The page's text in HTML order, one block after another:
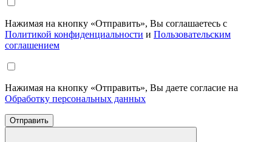
Нажимая на кнопку «Отправить», Вы соглашаетесь с
Политикой конфиденциальности и Пользовательским
соглашением
Нажимая на кнопку «Отправить», Вы даете согласие на
Обработку персональных данных
Отправить